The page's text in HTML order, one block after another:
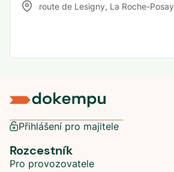
route de Lesigny, La Roche-Posay
Přihlášení pro majitele
Rozcestník
Pro provozovatele